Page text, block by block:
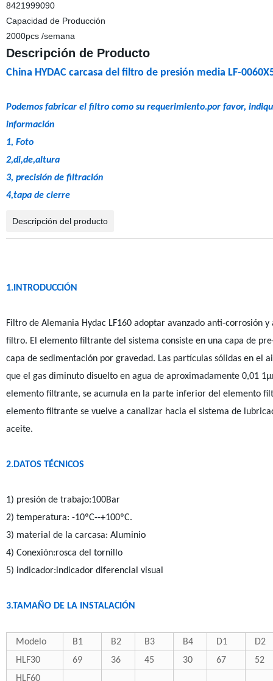
8421999090
Capacidad de Producción
2000pcs /semana
Descripción de Producto
China HYDAC carcasa del filtro de presión media LF-
Podemos fabricar el filtro como su requerimiento.por favor,
información
1, Foto
2,di,de,altura
3, precisión de filtración
4,tapa de cierre
Descripción del producto
1.INTRODUCCIÓN
Filtro de Alemania Hydac LF160 adoptar avanzado anti-
filtro. El elemento filtrante del sistema consiste en una capa de
capa de sedimentación por gravedad. Las partículas sólidas en
que el gas diminuto disuelto en agua de aproximadamente 0,01
elemento filtrante, se acumula en la parte inferior del elemento
elemento filtrante se vuelve a canalizar hacia el sistema de
aceite.
2.DATOS TÉCNICOS
1) presión de trabajo:100Bar
2) temperatura: -10ºC--+100ºC.
3) material de la carcasa: Aluminio
4) Conexión:rosca del tornillo
5) indicador:indicador diferencial visual
3.TAMAÑO DE LA INSTALACIÓN
Modelo B1 B2 B3 B4 D1
D2
HLF30
69 36 45 30 67
52
HLF60